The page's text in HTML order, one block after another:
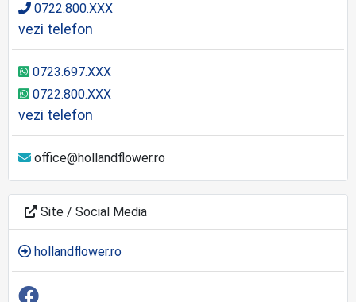
0722.800.XXX
vezi telefon
0723.697.XXX
0722.800.XXX
vezi telefon
office@hollandflower.ro
Site / Social Media
hollandflower.ro